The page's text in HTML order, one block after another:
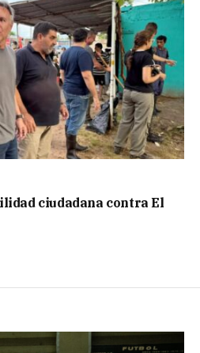
ciudadana contra El